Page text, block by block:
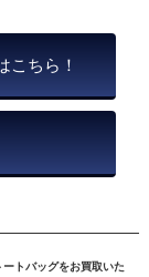
こちら！
ートバッグをお買取いた